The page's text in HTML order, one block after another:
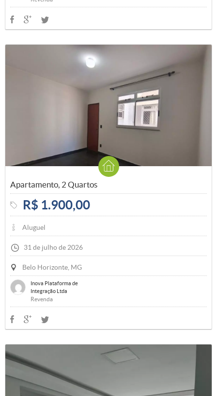
Apartamento, 2 Quartos
R$ 1.900,00
Aluguel
31 de julho de 2026
Belo Horizonte, MG
Inova Plataforma de
Integração Ltda
Revenda